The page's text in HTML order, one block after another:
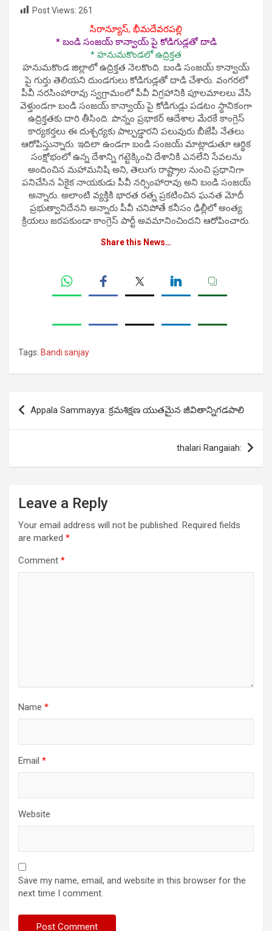
Post Views: 261
సిరాన్యూస్, భీమదేవరపల్లి
* బండి సంజయ్ కాన్వాయ్ పై కోడిగుడ్లతో దాడి
* హనుమకొండలో ఉద్రిక్తత
హనుమకొండ జిల్లాలో ఉద్రిక్తత నెలకొంది. బండి సంజయ్ కాన్వాయ్
పై గుర్తు తెలియని దుండగులు కోడిగుడ్లతో దాడి చేశారు. వంగరలో
పీవీ నరసింహారావు స్వగ్రామంలో పీవీ విగ్రహానికి పూలమాలలు వేసి
వెళ్తుండగా బండి సంజయ్ కాన్వాయ్ పై కోడిగుడ్లు పడటం స్థానికంగా
ఉద్రిక్తతకు దారి తీసింది. పొన్నం ప్రభాకర్ ఆదేశాల మేరకే కాంగ్రెస్
కార్యకర్తలు ఈ దుశ్చర్యకు పాల్పడ్డారని పలువురు బీజేపీ నేతలు
ఆరోపిస్తున్నారు. ఇదిలా ఉండగా బండి సంజయ్ మాట్లాడుతూ ఆర్థిక
సంక్షోభంలో ఉన్న దేశాన్ని గట్టెక్కించి దేశానికి ఎనలేని సేవలను
అందించిన మహామనిషి అని, తెలుగు రాష్ట్రాల నుంచి ప్రధానిగా
పనిచేసిన ఏకైక నాయకుడు పీవీ నర్సింహారావు అని బండి సంజయ్
అన్నారు. అలాంటి వ్యక్తికి భారత రత్న ప్రకటించిన ఘనత మోదీ
ప్రభుత్వానిదేనని అన్నారు పీవీ చనిపోతే కనీసం ఢిల్లీలో అంత్య
క్రియలు జరపకుండా కాంగ్రెస్ పార్టీ అవమానించిందని ఆరోపించారు.
Share this News…
Tags: Bandi sanjay
Post
navigation
Appala Sammayya: క్రమశిక్షణ యుతమైన జీవితాన్నిగడపాలి
thalari Rangaiah:
Leave a Reply
Your email address will not be published. Required fields
are marked *
Comment *
Name *
Email *
Website
Save my name, email, and website in this browser for the
next time I comment.